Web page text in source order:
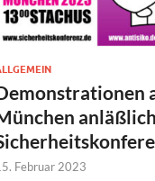
Februar 2023